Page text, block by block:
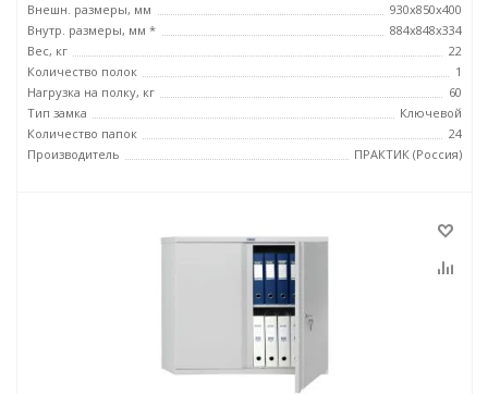
Внешн. размеры, мм
930x850x400
Внутр. размеры, мм *
884x848x334
Вес, кг
22
Количество полок
1
Нагрузка на полку, кг
60
Тип замка
Ключевой
Количество папок
24
Производитель
ПРАКТИК (Россия)